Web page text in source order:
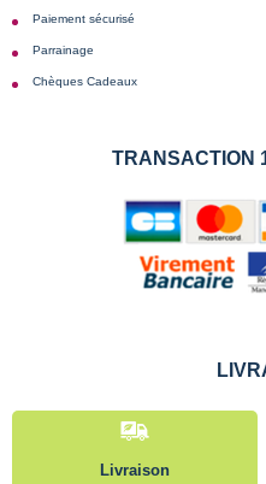
Paiement sécurisé
Parrainage
Chèques Cadeaux
TRANSACTION
Livraison